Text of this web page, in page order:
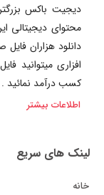
دیجیت باکس
محتوای دیجیتالی
دانلود هزاران
افزاری میتوانید
کسب درآمد نمائید .
اطلاعات بیشتر
لینک های سریع
خانه